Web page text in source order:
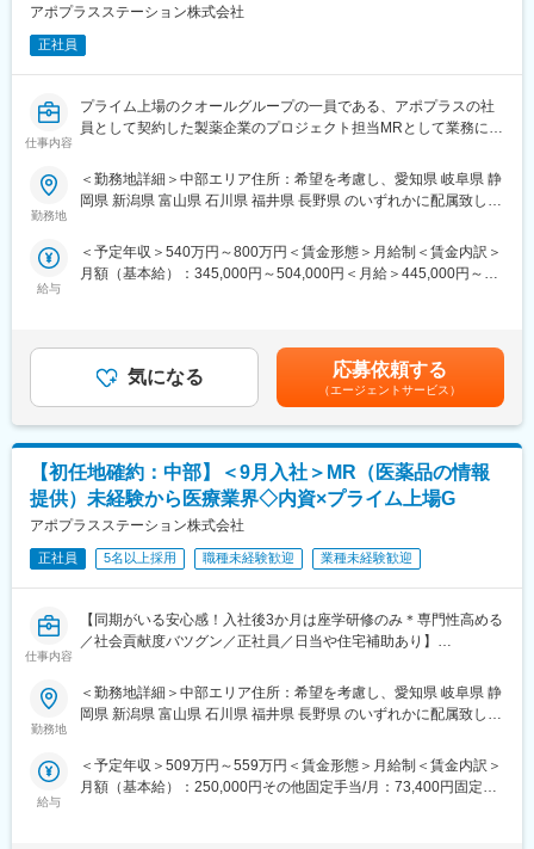
治療、地域医療課題に貢献することができます。
■安心の研修体制：
・入社から3か月間：座学研修（導入教育）のみ
└医薬品や医療業界、営業方法についての知識を身につけます。
・導入教育終了後は、Web講義、e-Learning、集合研修を組み合
わせて行う、MR認定試験に100％を担保する対策講座がありま
・現場配属後も月1回以上の面談を設けており、成果を出すための
フォロー体制を整えております。
営業職が目指せます。
にくく、安定した売上を誇っています。
・当社は、東証プライム上場以来、10期連続で増収中のクオール
グループに属しており、主力事業を担っています。
＜社会貢献度の高さ＞
自身の売上・営業活動が患者さんのQOLの向上や病気から救うこ
とに繋がるため、やりがいをもって営業できます。
＜頑張りは適切に評価＞
成果に応じた評価制度が整っており、頑張り次第で大幅な年収UP
も目指せます。
■福利厚生（転勤を伴う場合）：
＜社宅制度（法人契約）＞
・入居時の引越し費用：会社負担（会社指定業者）
アポプラスステーション株式会社
正社員
仕事内容
プライム上場のクオールグループの一員である、アポプラスの社
員として契約した製薬企業のプロジェクト担当MRとして業務に従
メーカーなどプロジェクトは多岐に渡りますので、今までの経験
を活かせる環境が整っています。
■営業スタイル：担当エリアの医療機関（開業医、病院）を訪問し
用情報を収集を行っていただきます。
・新薬のプロモーション
※プロジェクトマネージャー、スーパーバイザー(SV)より、日々の
活動についてフォローを受けられる環境です。全国にSVを配置
し、素早くフォローができる体制をとっています。
■キャリアパス：コントラクトMRとしての働き方以外にも、スキ
ルアップを図りプロジェクトマネージャー等のマネジメント業
務、あるいは本社スタッフとしてMR経験を活かした業務に就くな
どのキャリアパスもございます。
(1)充実した教育体制：
・製品研修（約2週間～2ヶ月、プロジェクトによる）：入社オリ
・継続教育：APS COLLEGEという当社オリジナルの教育システ
ムがございます。まず、G（ジェネラル）MRとして基礎を身に着
て「医療経営士」の取得を目指していただくことも可能です。
(2)プロジェクトマネジメント体制：プロジェクトマネージャー、
として結果を出せるように万全のサポート体制を整えています。
(3)豊富なプロジェクト数、50社を超える多数の取引メーカー：同
勤務地
＜勤務地詳細＞中部エリア住所：希望を考慮し、愛知県 岐阜県 静
岡県 新潟県 富山県 石川県 福井県 長野県 のいずれかに配属致しま
所（リモートワーク含む）
給与
＜予定年収＞540万円～800万円＜賃金形態＞月給制＜賃金内訳＞
月額（基本給）：345,000円～504,000円＜月給＞445,000円～
す。※その他の手当は「待遇・福利厚生」欄をご参照ください。昇
給：年1回★頑張りに応じて年収UP★赴任先の評価次第で大幅に
年収をUPできます。（年2回業績給改定）賃金はあくまでも目安
の金額であり、選考を通じて上下する可能性があります。月給(月
額)は固定手当を含めた表記です。
気になる 応募依頼する
（エージェントサービス）
【初任地確約：中部】＜9月入社＞MR（医薬品の情報
提供）未経験から医療業界◇内資×プライム上場G
アポプラスステーション株式会社
正社員 5名以上採用 職種未経験歓迎 業種未経験歓迎
仕事内容
【同期がいる安心感！入社後3か月は座学研修のみ＊専門性高める
／社会貢献度バツグン／正社員／日当や住宅補助あり】
★本ポジションは、未経験から医療業界で活躍できます！
・医療を通じて社会に貢献したい
・仕事を通じて学びを深め自己の成長を実感したい
・内資系の安定企業で働きたい
という方にはおススメです！
勤務地
＜勤務地詳細＞中部エリア住所：希望を考慮し、愛知県 岐阜県 静
岡県 新潟県 富山県 石川県 福井県 長野県 のいずれかに配属致しま
給与
＜予定年収＞509万円～559万円＜賃金形態＞月給制＜賃金内訳＞
月額（基本給）：250,000円その他固定手当/月：73,400円固定残